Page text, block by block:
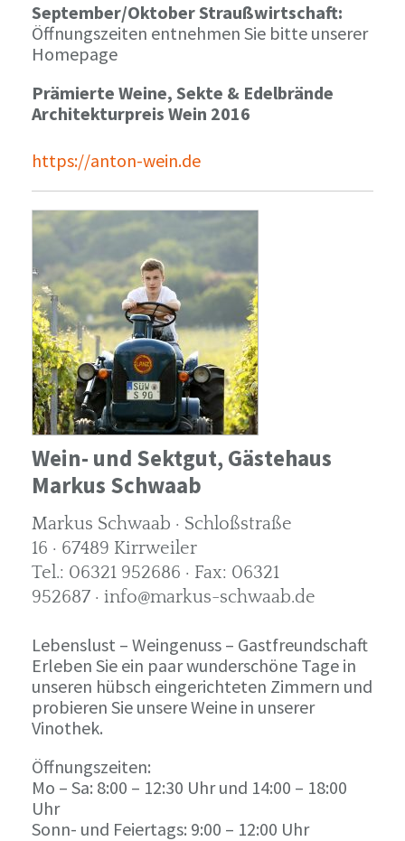
September/Oktober Straußwirtschaft:
Öffnungszeiten entnehmen Sie bitte unserer
Homepage
Prämierte Weine, Sekte & Edelbrände
Architekturpreis Wein 2016
https://anton-wein.de
Wein- und Sektgut, Gästehaus
Markus Schwaab
Markus Schwaab · Schloßstraße
16 · 67489 Kirrweiler
Tel.: 06321 952686 · Fax: 06321
952687 · info@markus-schwaab.de
Lebenslust – Weingenuss – Gastfreundschaft
Erleben Sie ein paar wunderschöne Tage in
unseren hübsch eingerichteten Zimmern und
probieren Sie unsere Weine in unserer
Vinothek.
Öffnungszeiten:
Mo – Sa: 8:00 – 12:30 Uhr und 14:00 – 18:00
Uhr
Sonn- und Feiertags: 9:00 – 12:00 Uhr